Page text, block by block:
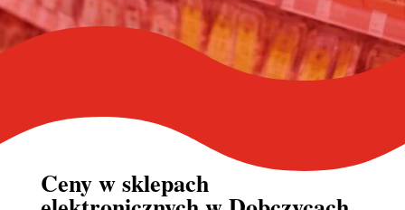
Ceny wsklepach